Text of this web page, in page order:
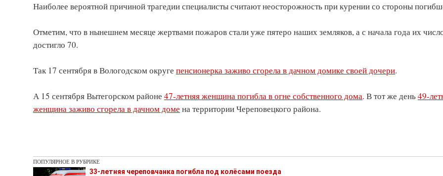
Наиболее вероятной причиной трагедии специалисты считают неосторожность при курении со стороны
Отметим, что в нынешнем месяце жертвами пожаров стали уже пятеро наших земляков, а с начала года их
достигло 70.
Так 17 сентября в Вологодском округе пенсионерка заживо сгорела в дачном домике своей дочери.
А 15 сентября Вытегорском районе 47-летняя женщина погибла в огне собственного дома. В тот же день49-
женщина заживо сгорела в дачном доме на территории Череповецкого района.
ПОПУЛЯРНОЕ В РУБРИКЕ
33-летняя череповчанка погибла под колёсами поезда